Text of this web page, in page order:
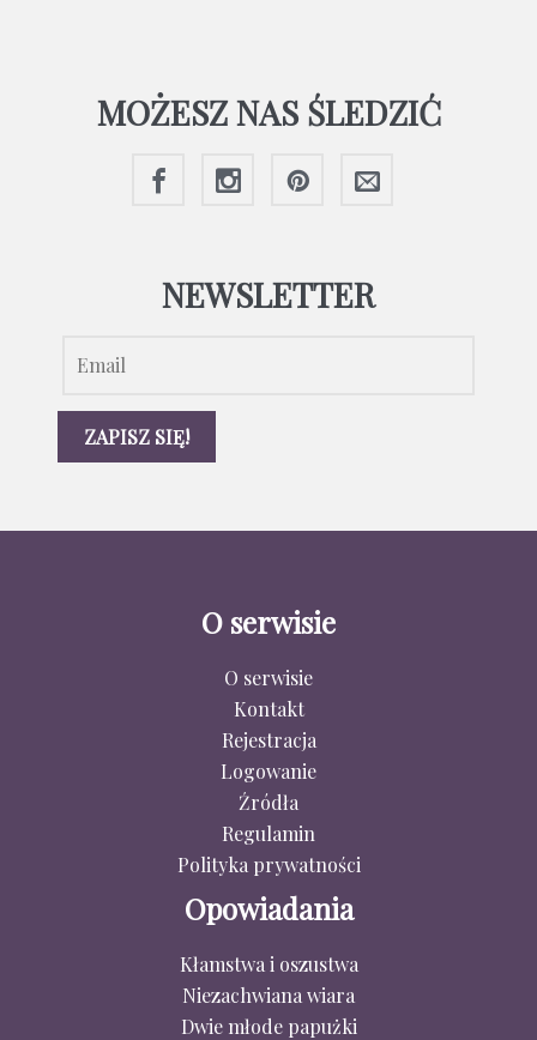
MOŻESZ NAS ŚLEDZIĆ
NEWSLETTER
O serwisie
O serwisie
Kontakt
Rejestracja
Logowanie
Źródła
Regulamin
Polityka prywatności
Opowiadania
Kłamstwa i oszustwa
Niezachwiana wiara
Dwie młode papużki